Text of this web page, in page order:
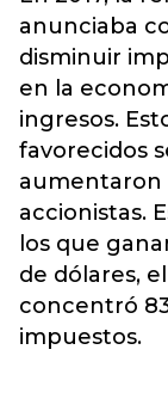
anunciaba
disminuir
en la
ingresos.
favorecidos
aumentaron
accionistas.
los que
de dólares,
concentró
impuestos.